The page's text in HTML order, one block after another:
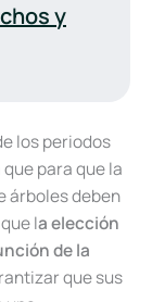
y
los periodos
para que la
árboles deben
la elección
de la
que sus